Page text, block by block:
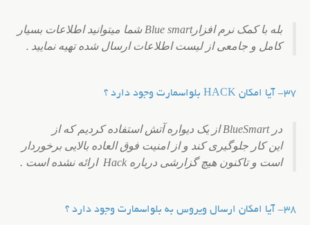
بله با کمک نرم افزارBlue smart شما میتوانید اطلاعات بسیار
کامل و جامعی از لیست اطلاعات ارسال شده تهیه نمایید .
37- آیا امکان HACK بلواسمارت وجود دارد ؟
در BlueSmart از یک دیواره آتش استفاده کردیم که از
این کار جلوگیری کند و از امنیت فوق العاده بالایی برخوردار
است و تاکنون هیچ گزارشی درباره Hack ارائه نشده است .
38- آیا امکان ارسال ویروس به بلواسمارت وجود دارد ؟